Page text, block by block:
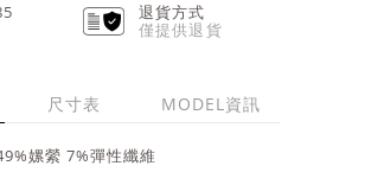
退貨方式
僅提供退貨
尺寸表 MODEL資訊
嫘縈 7%彈性纖維